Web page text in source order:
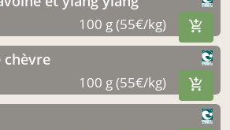
100 g (55€/kg)
chèvre
100 g (55€/kg)